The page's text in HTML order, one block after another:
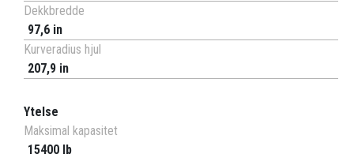
Dekkbredde
97,6 in
Kurveradius hjul
207,9 in
Ytelse
Maksimal kapasitet
15400 lb